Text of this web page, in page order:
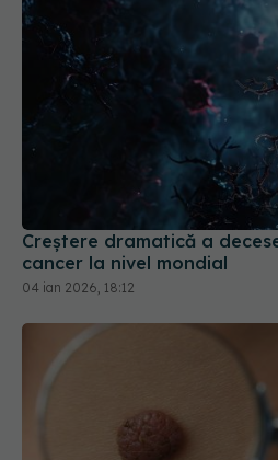
Creștere dramatică a
cancer la nivel mondial
04 ian 2026, 18:12